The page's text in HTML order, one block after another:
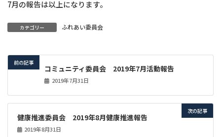
7月の報告は以上になります。
カテゴリー ふれあい委員会
前の記事
コミュニティ委員会 2019年7月活動報告
2019年7月31日
次の記事
健康推進委員会 2019年8月健康推進報告
2019年8月31日